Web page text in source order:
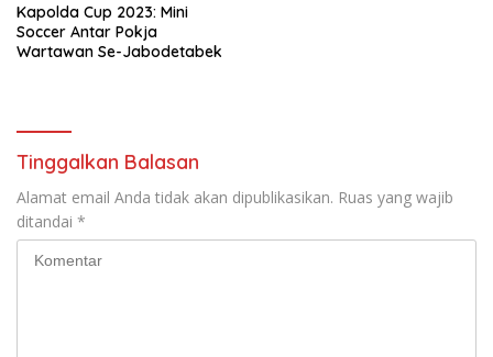
Kapolda Cup 2023: Mini
Soccer Antar Pokja
Wartawan Se-Jabodetabek
Tinggalkan Balasan
Alamat email Anda tidak akan dipublikasikan. Ruas yang wajib
ditandai *